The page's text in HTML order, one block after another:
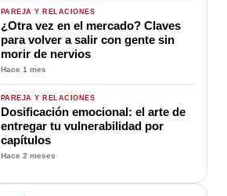
PAREJA Y RELACIONES
¿Otra vez en el mercado? Claves
para volver a salir con gente sin
morir de nervios
Hace 1 mes
PAREJA Y RELACIONES
Dosificación emocional: el arte de
entregar tu vulnerabilidad por
capítulos
Hace 2 meses